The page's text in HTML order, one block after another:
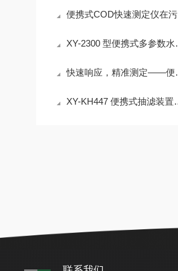
便携式COD快速测定仪在污水处理厂工艺控制、排污口监测中的应用
XY-2300 型便携式多参数水质快速测定仪 30% 试剂节省 检测成本降
快速响应，精准测定——便携式COD快速测定仪
XY-KH447 便携式抽滤装置｜＜55dB 低噪声 水质过滤实验室外场设备介绍